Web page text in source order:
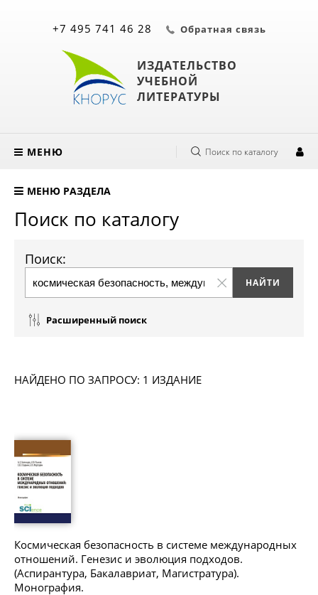
ИЗДАТЕЛЬСТВО
УЧЕБНОЙ
ЛИТЕРАТУРЫ
+7 495 741 46 28 Обратная связь
МЕНЮ Поиск по каталогу
МЕНЮ РАЗДЕЛА
Поиск по каталогу
Поиск:
Расширенный поиск
НАЙДЕНО ПО ЗАПРОСУ: 1 ИЗДАНИЕ
Космическая безопасность в системе международных
отношений. Генезис и эволюция подходов.
(Аспирантура, Бакалавриат, Магистратура).
Монография.